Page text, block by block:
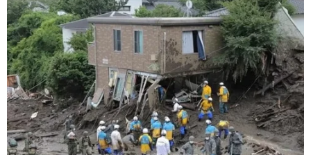
TIN CÙNG CHUYÊN MỤC
Tổng thống Iran nhấn mạnh Tehran